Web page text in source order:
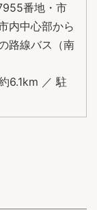
番地・市
内中心部から
路線バス（南
6.1km ／ 駐